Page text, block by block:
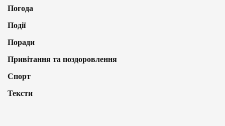
Погода
Події
Поради
Привітання та поздоровлення
Спорт
Тексти